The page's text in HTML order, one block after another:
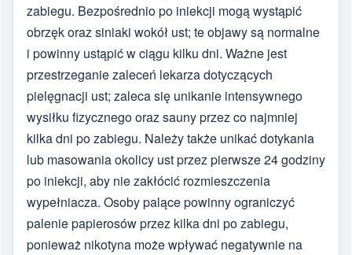
zabiegu. Bezpośrednio po iniekcji mogą wystąpić
obrzęk oraz siniaki wokół ust; te objawy są normalne
i powinny ustąpić w ciągu kilku dni. Ważne jest
przestrzeganie zaleceń lekarza dotyczących
pielęgnacji ust; zaleca się unikanie intensywnego
wysiłku fizycznego oraz sauny przez co najmniej
kilka dni po zabiegu. Należy także unikać dotykania
lub masowania okolicy ust przez pierwsze 24 godziny
po iniekcji, aby nie zakłócić rozmieszczenia
wypełniacza. Osoby palące powinny ograniczyć
palenie papierosów przez kilka dni po zabiegu,
ponieważ nikotyna może wpływać negatywnie na